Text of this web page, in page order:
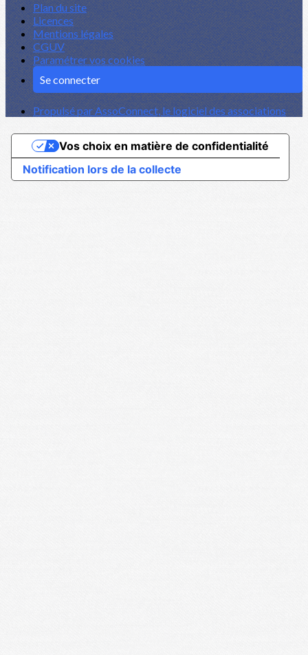
Plan du site
Licences
Mentions légales
CGUV
Paramétrer vos cookies
Se connecter
Propulsé par AssoConnect, le logiciel des associations
Notification lors de la collecte
Vos choix en matière de confidentialité